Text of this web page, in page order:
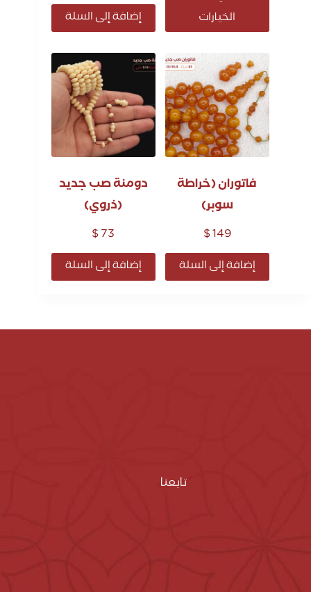
الخيارات
إضافة إلى السلة
فاتوران (خراطة
سوبر)
$149
إضافة إلى السلة
دومنة صب جديد
(ذروي)
$73
إضافة إلى السلة
تابعنا